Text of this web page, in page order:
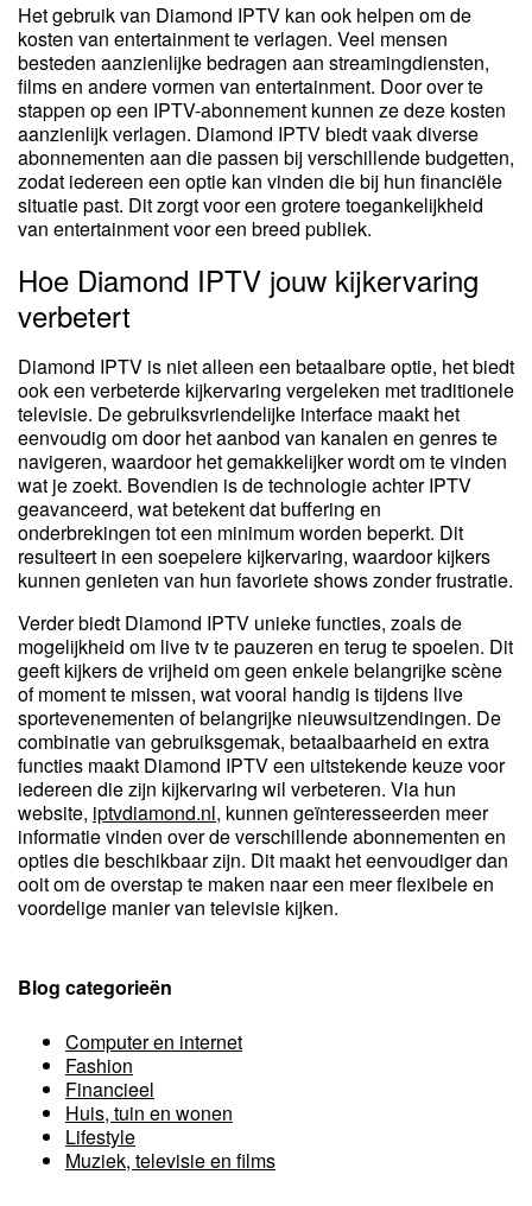
Het gebruik van Diamond IPTV kan ook helpen om de
kosten van entertainment te verlagen. Veel mensen
besteden aanzienlijke bedragen aan streamingdiensten,
films en andere vormen van entertainment. Door over te
stappen op een IPTV-abonnement kunnen ze deze kosten
aanzienlijk verlagen. Diamond IPTV biedt vaak diverse
abonnementen aan die passen bij verschillende budgetten,
zodat iedereen een optie kan vinden die bij hun financiële
situatie past. Dit zorgt voor een grotere toegankelijkheid
van entertainment voor een breed publiek.
Hoe Diamond IPTV jouw kijkervaring
verbetert
Diamond IPTV is niet alleen een betaalbare optie, het biedt
ook een verbeterde kijkervaring vergeleken met traditionele
televisie. De gebruiksvriendelijke interface maakt het
eenvoudig om door het aanbod van kanalen en genres te
navigeren, waardoor het gemakkelijker wordt om te vinden
wat je zoekt. Bovendien is de technologie achter IPTV
geavanceerd, wat betekent dat buffering en
onderbrekingen tot een minimum worden beperkt. Dit
resulteert in een soepelere kijkervaring, waardoor kijkers
kunnen genieten van hun favoriete shows zonder frustratie.
Verder biedt Diamond IPTV unieke functies, zoals de
mogelijkheid om live tv te pauzeren en terug te spoelen. Dit
geeft kijkers de vrijheid om geen enkele belangrijke scène
of moment te missen, wat vooral handig is tijdens live
sportevenementen of belangrijke nieuwsuitzendingen. De
combinatie van gebruiksgemak, betaalbaarheid en extra
functies maakt Diamond IPTV een uitstekende keuze voor
iedereen die zijn kijkervaring wil verbeteren. Via hun
website, iptvdiamond.nl, kunnen geïnteresseerden meer
informatie vinden over de verschillende abonnementen en
opties die beschikbaar zijn. Dit maakt het eenvoudiger dan
ooit om de overstap te maken naar een meer flexibele en
voordelige manier van televisie kijken.
Blog categorieën
Computer en internet
Fashion
Financieel
Huis, tuin en wonen
Lifestyle
Muziek, televisie en films